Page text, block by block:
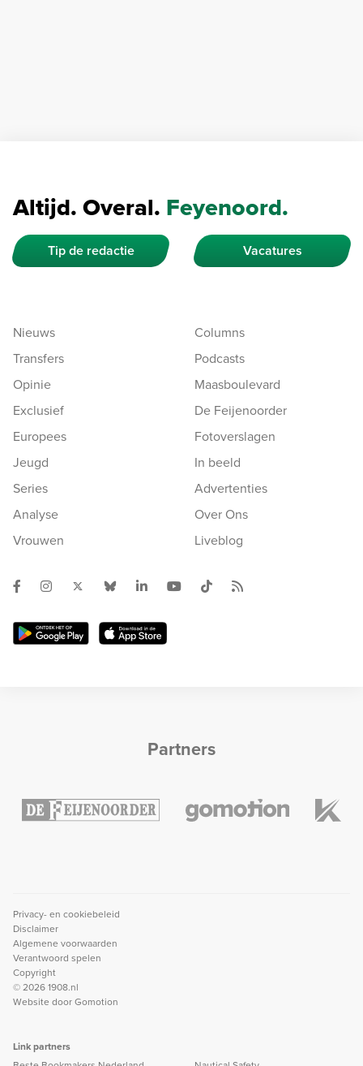
Altijd. Overal. Feyenoord.
Tip de redactie Vacatures
Nieuws
Transfers
Opinie
Exclusief
Europees
Jeugd
Series
Analyse
Vrouwen
Columns
Podcasts
Maasboulevard
De Feijenoorder
Fotoverslagen
In beeld
Advertenties
Over Ons
Liveblog
Partners
Privacy- en cookiebeleid
Disclaimer
Algemene voorwaarden
Verantwoord spelen
Copyright
© 2026 1908.nl
Website doorGomotion
Link partners